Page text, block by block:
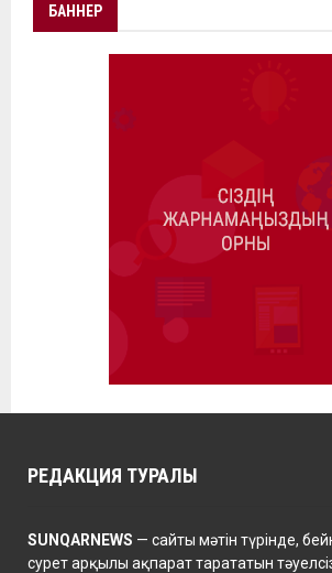
БАННЕР
РЕДАКЦИЯ ТУРАЛЫ
SUNQARNEWS — сайты мәтін түрінде,
сурет арқылы ақпарат тарататын